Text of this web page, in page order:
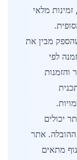
מלאי
מבין את
לפי
והזמנות
יכולים
אתר
מתאים